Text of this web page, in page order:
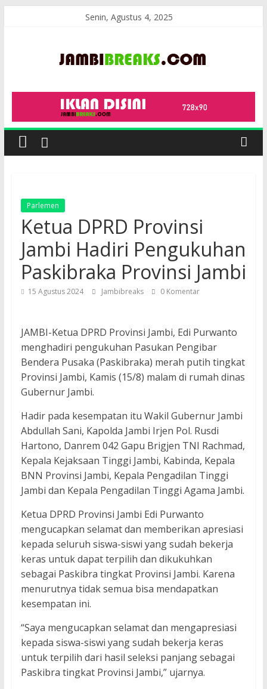
Senin, Agustus 4, 2025
JambiBreaks
Parlemen
Ketua DPRD Provinsi
Jambi Hadiri Pengukuhan
Paskibraka Provinsi Jambi
15 Agustus 2024 Jambibreaks 0 Komentar
JAMBI-Ketua DPRD Provinsi Jambi, Edi Purwanto
menghadiri pengukuhan Pasukan Pengibar
Bendera Pusaka (Paskibraka) merah putih tingkat
Provinsi Jambi, Kamis (15/8) malam di rumah dinas
Gubernur Jambi.
Hadir pada kesempatan itu Wakil Gubernur Jambi
Abdullah Sani, Kapolda Jambi Irjen Pol. Rusdi
Hartono, Danrem 042 Gapu Brigjen TNI Rachmad,
Kepala Kejaksaan Tinggi Jambi, Kabinda, Kepala
BNN Provinsi Jambi, Kepala Pengadilan Tinggi
Jambi dan Kepala Pengadilan Tinggi Agama Jambi.
Ketua DPRD Provinsi Jambi Edi Purwanto
mengucapkan selamat dan memberikan apresiasi
kepada seluruh siswa-siswi yang sudah bekerja
keras untuk dapat terpilih dan dikukuhkan
sebagai Paskibra tingkat Provinsi Jambi. Karena
menurutnya tidak semua bisa mendapatkan
kesempatan ini.
“Saya mengucapkan selamat dan mengapresiasi
kepada siswa-siswi yang sudah bekerja keras
untuk terpilih dari hasil seleksi panjang sebagai
Paskibra tingkat Provinsi Jambi,” ujarnya.